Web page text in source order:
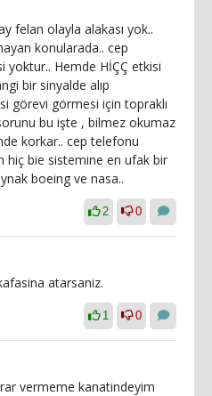
felan olayla alakası yok..
konularada.. cep
Hemde HİÇÇ etkisi
bir sinyalde alıp
görevi görmesi için topraklı
bu işte , bilmez okumaz
korkar.. cep telefonu
hiç bie sistemine en ufak bir
boeing ve nasa..
2 0
atarsaniz.
1 0
vermeme kanatindeyim